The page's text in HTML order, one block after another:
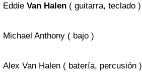
Eddie Van Halen ( guitarra, teclado )
Michael Anthony ( bajo )
Alex Van Halen ( batería, percusión )